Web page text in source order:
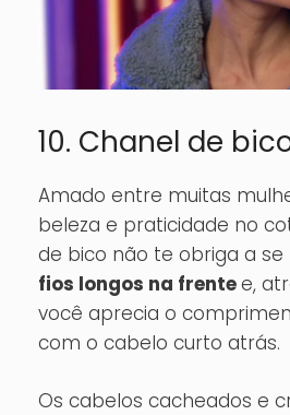
10. Chanel de
Amado entre muitas
beleza e praticidade no
de bico não te obriga a se
fios longos na frentee,
você aprecia o
com o cabelo curto atrás.
Os cabelos cacheados e